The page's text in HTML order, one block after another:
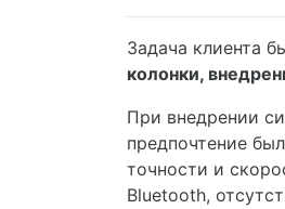
Задача клиента
колонки,
При внедрении
предпочтение
точности и
Bluetooth,